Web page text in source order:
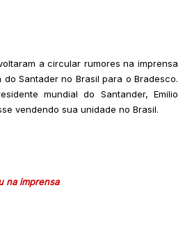
a circular rumores na imprensa
Santader no Brasil para o Bradesco.
mundial do Santander, Emilio
vendendo sua unidade no Brasil.
na imprensa